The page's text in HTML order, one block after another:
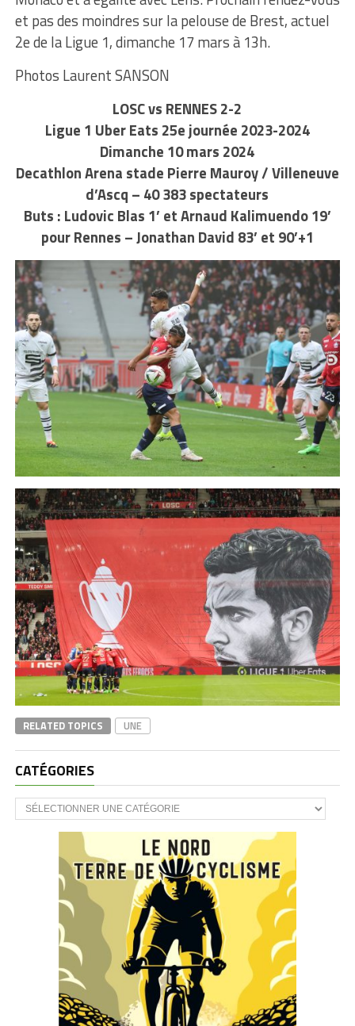
et pas des moindres sur la pelouse de Brest, actuel
2e de la Ligue 1, dimanche 17 mars à 13h.
Photos Laurent SANSON
LOSC vs RENNES 2-2
Ligue 1 Uber Eats 25e journée 2023-2024
Dimanche 10 mars 2024
Decathlon Arena stade Pierre Mauroy / Villeneuve
d’Ascq – 40 383 spectateurs
Buts : Ludovic Blas 1’ et Arnaud Kalimuendo 19’
pour Rennes – Jonathan David 83’ et 90’+1
RELATED TOPICS UNE
CATÉGORIES
CATÉGORIES